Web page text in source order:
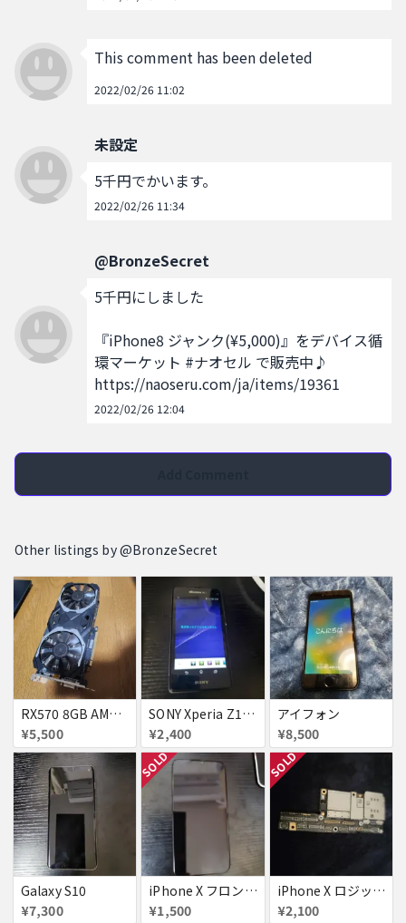
This comment has been deleted
2022/02/26 11:02
未設定
5千円でかいます。
2022/02/26 11:34
@BronzeSecret
5千円にしました
『iPhone8 ジャンク(¥5,000)』をデバイス循
環マーケット #ナオセル で販売中♪
https://naoseru.com/ja/items/19361
2022/02/26 12:04
Other listings by @BronzeSecret
RX570 8GB AMD グラフィックボード
¥5,500
SONY Xperia Z1f SO-02F
¥2,400
アイフォン
¥8,500
Galaxy S10
¥7,300
SOLD
iPhone X フロントパネル
¥1,500
SOLD
iPhone X ロジックボード
¥2,100